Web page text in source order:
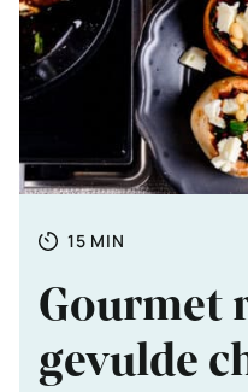
Totale
15 MINUTEN
MIN
Gourmet
gevulde